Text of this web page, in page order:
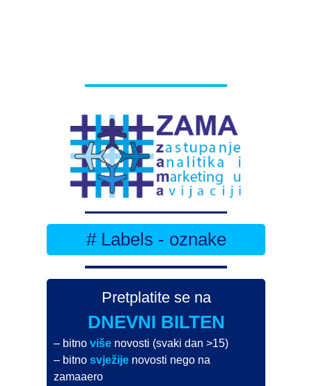
# Labels - oznake
Pretplatite se na
DNEVNI BILTEN
– bitnoviše novosti (svaki dan >15)
– bitnosvježije novosti nego na
zamaaero